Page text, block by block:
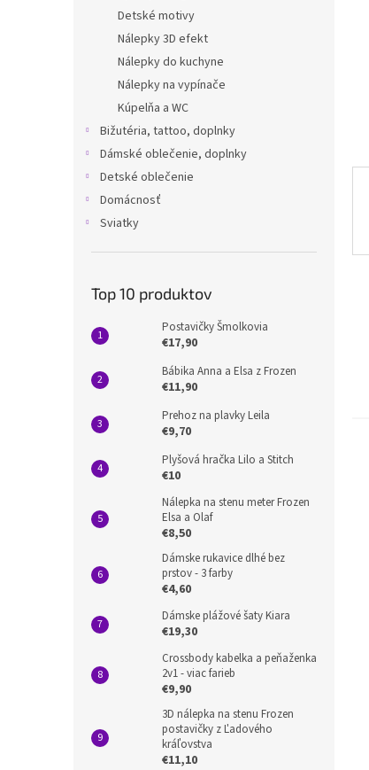
Detské motivy
Nálepky 3D efekt
Nálepky do kuchyne
Nálepky na vypínače
Kúpelňa a WC
Bižutéria, tattoo, doplnky
Dámské oblečenie, doplnky
Detské oblečenie
Domácnosť
Sviatky
Top 10 produktov
Postavičky Šmolkovia
€17,90
Bábika Anna a Elsa z Frozen
€11,90
Prehoz na plavky Leila
€9,70
Plyšová hračka Lilo a Stitch
€10
Nálepka na stenu meter Frozen
Elsa a Olaf
€8,50
Dámske rukavice dlhé bez
prstov - 3 farby
€4,60
Dámske plážové šaty Kiara
€19,30
Crossbody kabelka a peňaženka
2v1 - viac farieb
€9,90
3D nálepka na stenu Frozen
postavičky z Ľadového
kráľovstva
€11,10